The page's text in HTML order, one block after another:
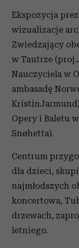
Ekspozycja
wizualizacje
Zwiedzający
w Tautrze
Nauczyciela w
ambasadę
Opery i Baletu
Snøhetta).
Centrum
dla dzieci,
najmłodszych
koncertowa,
drzewach,
letniego.